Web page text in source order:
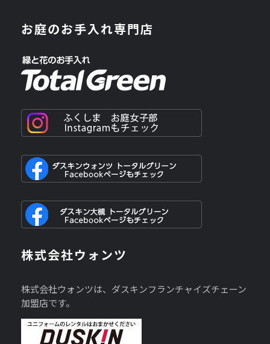
お庭のお手入れ専門店
株式会社ウォンツ
株式会社ウォンツは、ダスキンフランチャイズチェーン
加盟店です。